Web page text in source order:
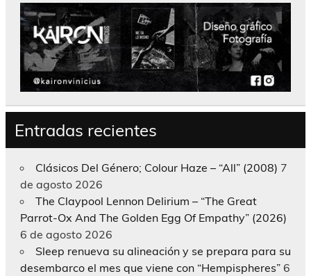
Entradas recientes
Clásicos Del Género; Colour Haze – “All” (2008) 7
de agosto 2026
The Claypool Lennon Delirium – “The Great
Parrot-Ox And The Golden Egg Of Empathy” (2026)
6 de agosto 2026
Sleep renueva su alineación y se prepara para su
desembarco el mes que viene con “Hempispheres” 6